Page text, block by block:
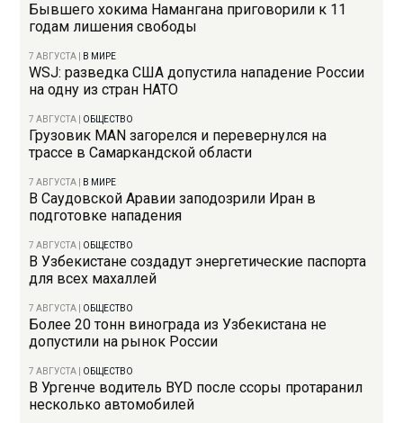
Бывшего хокима Намангана приговорили к 11
годам лишения свободы
7 АВГУСТА В МИРЕ
WSJ: разведка США допустила нападение России
на одну из стран НАТО
7 АВГУСТА ОБЩЕСТВО
Грузовик MAN загорелся и перевернулся на
трассе в Самаркандской области
7 АВГУСТА В МИРЕ
В Саудовской Аравии заподозрили Иран в
подготовке нападения
7 АВГУСТА ОБЩЕСТВО
В Узбекистане создадут энергетические паспорта
для всех махаллей
7 АВГУСТА ОБЩЕСТВО
Более 20 тонн винограда из Узбекистана не
допустили на рынок России
7 АВГУСТА ОБЩЕСТВО
В Ургенче водитель BYD после ссоры протаранил
несколько автомобилей